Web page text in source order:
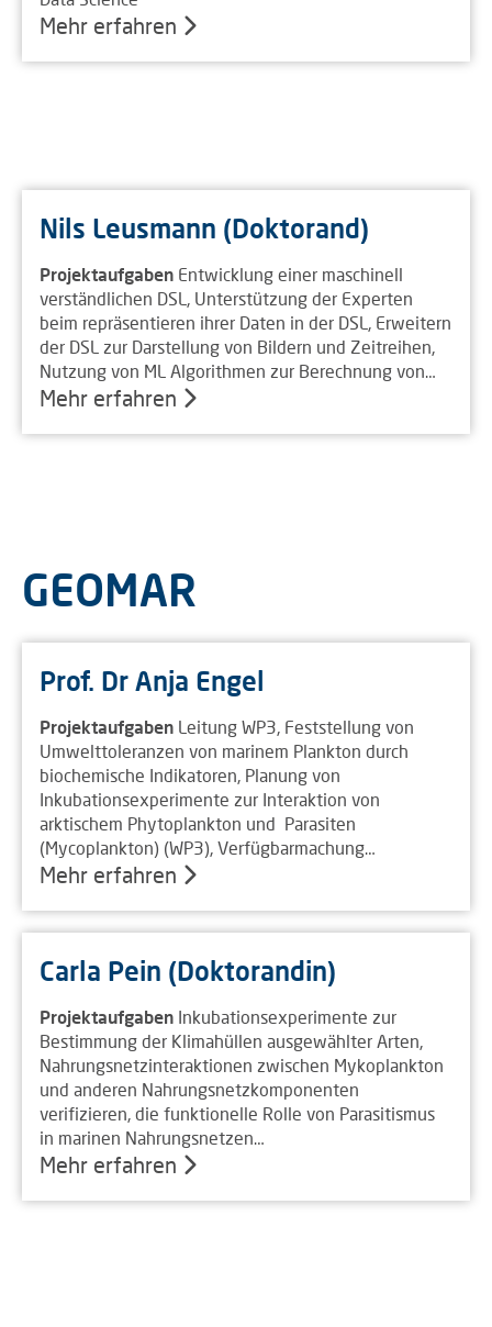
Mehr erfahren
Nils Leusmann (Doktorand)
Projektaufgaben Entwicklung einer maschinell
verständlichen DSL, Unterstützung der Experten
beim repräsentieren ihrer Daten in der DSL, Erweitern
der DSL zur Darstellung von Bildern und Zeitreihen,
Nutzung von ML Algorithmen zur Berechnung von…
Mehr erfahren
GEOMAR
Prof. Dr Anja Engel
Projektaufgaben Leitung WP3, Feststellung von
Umwelttoleranzen von marinem Plankton durch
biochemische Indikatoren, Planung von
Inkubationsexperimente zur Interaktion von
arktischem Phytoplankton und Parasiten
(Mycoplankton) (WP3), Verfügbarmachung…
Mehr erfahren
Carla Pein (Doktorandin)
Projektaufgaben Inkubationsexperimente zur
Bestimmung der Klimahüllen ausgewählter Arten,
Nahrungsnetzinteraktionen zwischen Mykoplankton
und anderen Nahrungsnetzkomponenten
verifizieren, die funktionelle Rolle von Parasitismus
in marinen Nahrungsnetzen…
Mehr erfahren